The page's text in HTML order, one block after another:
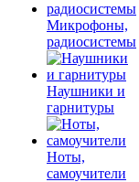
Микрофоны,
радиосистемы
Наушники и
гарнитуры
Ноты,
самоучители